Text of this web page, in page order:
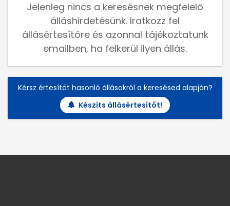
Jelenleg nincs a keresésnek megfelelő
álláshirdetésünk. Iratkozz fel
állásértesítőre és azonnal tájékoztatunk
emailben, ha felkerül ilyen állás.
Kérsz értesítőt hasonló állásokról a keresésed alapján?
Készíts állásértesítőt!